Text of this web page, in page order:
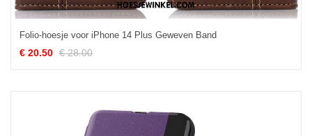
Folio-hoesje voor iPhone 14 Plus Geweven Band
€ 20.50 € 28.00